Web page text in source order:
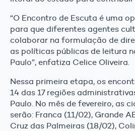
“O Encontro de Escuta é uma
para que diferentes agentes
colaborar na formulação de
as políticas públicas de leitura
Paulo”, enfatiza Celice Oliveira.
Nessa primeira etapa, os
14 das 17 regiões
Paulo. No mês de fevereiro, as
serão: Franca (11/02), Grande
Cruz das Palmeiras (18/02),